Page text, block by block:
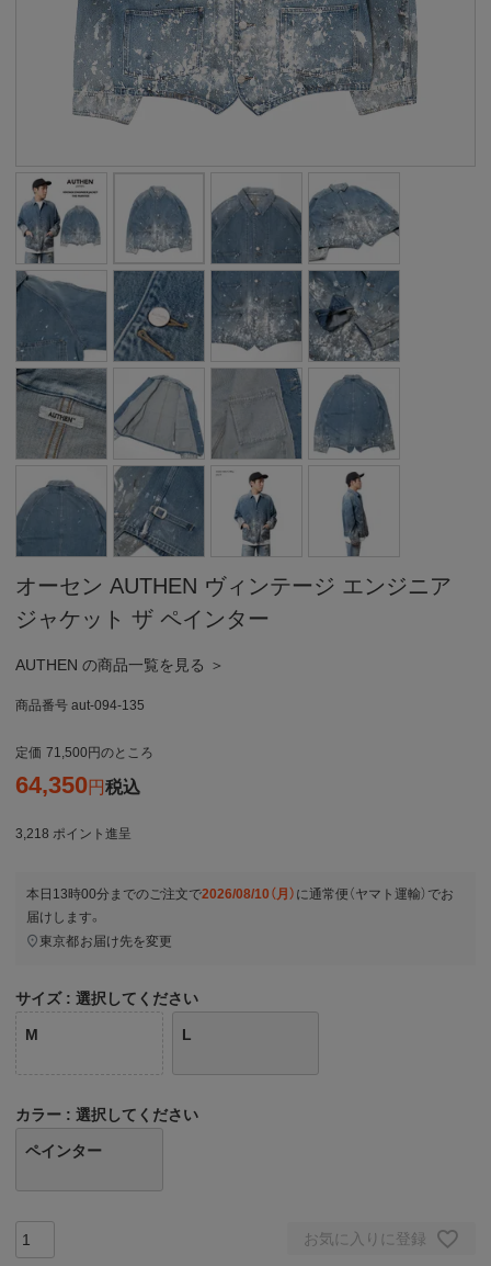
オーセン AUTHEN ヴィンテージ エンジニア
ジャケット ザ ペインター
AUTHEN の商品一覧を見る ＞
商品番号 aut-094-135
定価 71,500 のところ
64,350 税込
3,218 ポイント進呈
本日 13時00分 までのご注文で2026/08/10（月） に通常便（ヤマト運輸） でお
届けします。
東京都お届け先を変更
サイズ 選択してください
M L
カラー 選択してください
ペインター
お気に入りに登録